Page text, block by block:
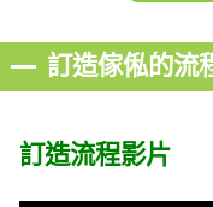
訂造傢俬的流
訂造流程影片